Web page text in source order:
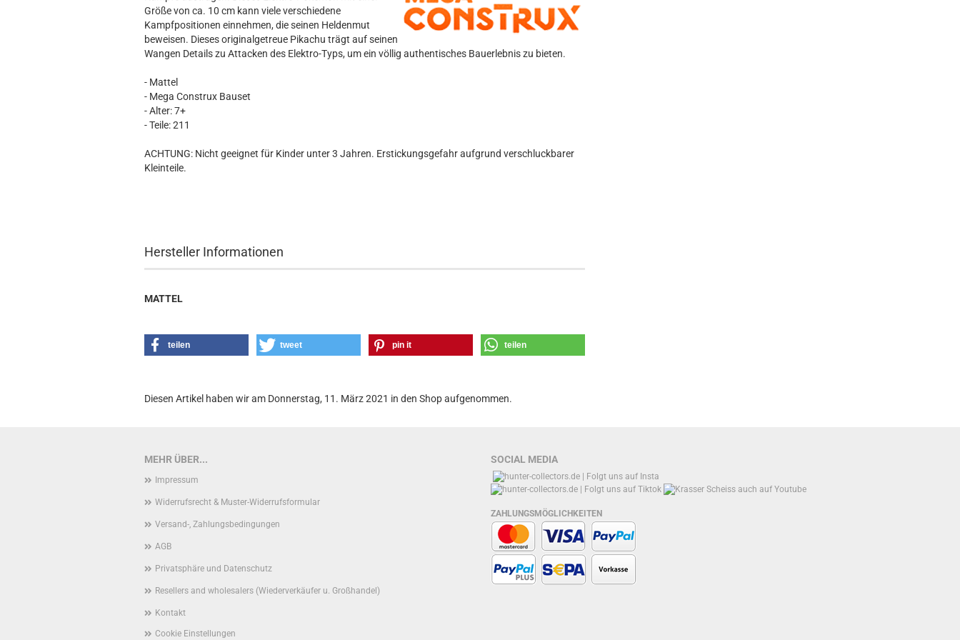
Icon
MARVEL
Movie
Sports
STAR WARS
Television
Größe von ca. 10 cm kann viele verschiedene
Kampfpositionen einnehmen, die seinen Heldenmut
beweisen. Dieses originalgetreue Pikachu trägt auf seinen
Wangen Details zu Attacken des Elektro-Typs, um ein völlig authentisches Bauerlebnis zu bieten.
- Mattel
- Mega Construx Bauset
- Alter: 7+
- Teile: 211
ACHTUNG: Nicht geeignet für Kinder unter 3 Jahren. Erstickungsgefahr aufgrund verschluckbarer
Kleinteile.
Hersteller Informationen
MATTEL
teilen tweet pin it teilen
Diesen Artikel haben wir am Donnerstag, 11. März 2021 in den Shop aufgenommen.
MEHR ÜBER...
Impressum
Widerrufsrecht & Muster-Widerrufsformular
Versand-, Zahlungsbedingungen
AGB
Privatsphäre und Datenschutz
Resellers and wholesalers (Wiederverkäufer u. Großhandel)
Kontakt
Cookie Einstellungen
SOCIAL MEDIA
ZAHLUNGSMÖGLICHKEITEN